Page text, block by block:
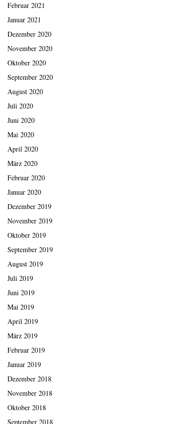
Februar 2021
Januar 2021
Dezember 2020
November 2020
Oktober 2020
September 2020
August 2020
Juli 2020
Juni 2020
Mai 2020
April 2020
März 2020
Februar 2020
Januar 2020
Dezember 2019
November 2019
Oktober 2019
September 2019
August 2019
Juli 2019
Juni 2019
Mai 2019
April 2019
März 2019
Februar 2019
Januar 2019
Dezember 2018
November 2018
Oktober 2018
September 2018